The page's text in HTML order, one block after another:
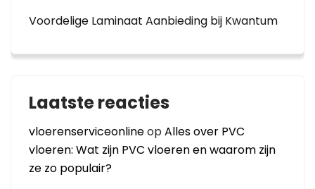
Voordelige Laminaat Aanbieding bij Kwantum
Laatste reacties
vloerenserviceonlineopAlles over PVC
vloeren: Wat zijn PVC vloeren en waarom zijn
ze zo populair?